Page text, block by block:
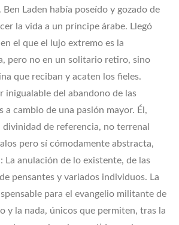
Laden había poseído y gozado de
la vida a un príncipe árabe. Llegó
el que el lujo extremo es la
pero no en un solitario retiro, sino
que reciban y acaten los fieles.
inigualable del abandono de las
a cambio de una pasión mayor. Él,
de referencia, no terrenal
pero sí cómodamente abstracta,
La anulación de lo existente, de las
pensantes y variados individuos. La
para el evangelio militante de
y la nada, únicos que permiten, tras la